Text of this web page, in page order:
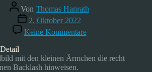
Beitragsautor
Von Thomas Hanrath
Veröffentlichungsdatum
2. Oktober 2022
Keine Kommentarezu
Wie
Backlash
mit den kleinen Ärmchen die recht
Backlash hinweisen.